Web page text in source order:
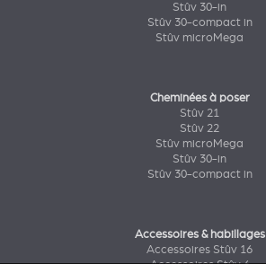
Stûv 30-in
Stûv 30-compact in
Stûv microMega
Cheminées à poser
Stûv 21
Stûv 22
Stûv microMega
Stûv 30-in
Stûv 30-compact in
Accessoires & habillages
Accessoires Stûv 16